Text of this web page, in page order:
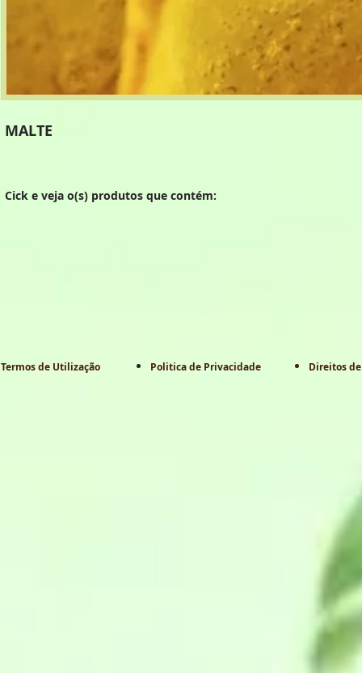
MALTE
Cick e veja o(s) produtos que contém:
Termos de Utilização Politica de Privacidade Direitos